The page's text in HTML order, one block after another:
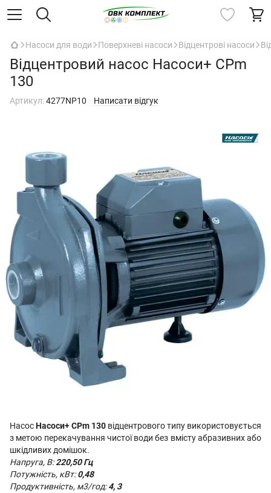
Насоси для води Поверхневі насоси Відцентрові насоси
Відцентровий насос Насоси+ CPm
130
Артикул:4277NP10 Написати відгук
НасосНасоси+ CPm 130 відцентрового типу використовується
з метою перекачування чистої води без вмісту абразивних або
шкідливих домішок.
Напруга, В:220,50 Гц
Потужність, кВт:0,48
Продуктивність, м3/год:4, 3